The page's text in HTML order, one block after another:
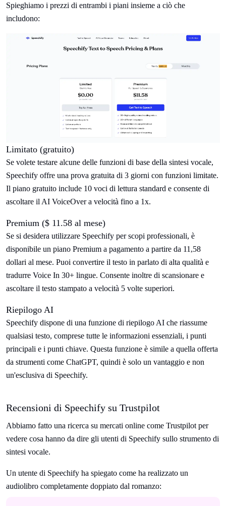
Spieghiamo i prezzi di entrambi i piani insieme a ciò che
includono:
Limitato (gratuito)
Se volete testare alcune delle funzioni di base della sintesi vocale,
Speechify offre una prova gratuita di 3 giorni con funzioni limitate.
Il piano gratuito include 10 voci di lettura standard e consente di
ascoltare il AI VoiceOver a velocità fino a 1x.
Premium ($ 11.58 al mese)
Se si desidera utilizzare Speechify per scopi professionali, è
disponibile un piano Premium a pagamento a partire da 11,58
dollari al mese. Puoi convertire il testo in parlato di alta qualità e
tradurre Voice In 30+ lingue. Consente inoltre di scansionare e
ascoltare il testo stampato a velocità 5 volte superiori.
Riepilogo AI
Speechify dispone di una funzione di riepilogo AI che riassume
qualsiasi testo, comprese tutte le informazioni essenziali, i punti
principali e i punti chiave. Questa funzione è simile a quella offerta
da strumenti come ChatGPT, quindi è solo un vantaggio e non
un'esclusiva di Speechify.
Recensioni di Speechify su Trustpilot
Abbiamo fatto una ricerca su mercati online come Trustpilot per
vedere cosa hanno da dire gli utenti di Speechify sullo strumento di
sintesi vocale.
Un utente di Speechify ha spiegato come ha realizzato un
audiolibro completamente doppiato dal romanzo: